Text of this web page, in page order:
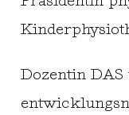
Dozentin